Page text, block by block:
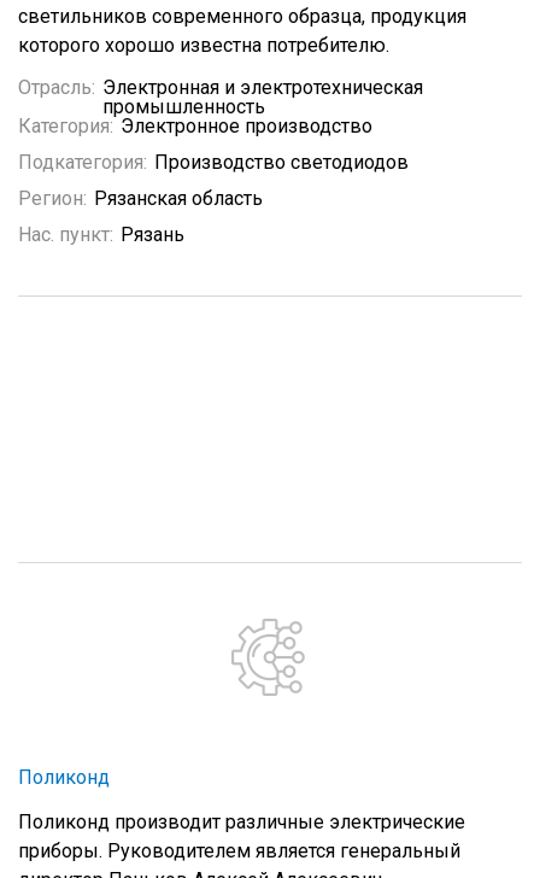
светильников современного образца, продукция
которого хорошо известна потребителю.
Отрасль: Электронная и электротехническая
промышленность
Категория: Электронное производство
Подкатегория: Производство светодиодов
Регион: Рязанская область
Нас. пункт: Рязань
Поликонд
Поликонд производит различные электрические
приборы. Руководителем является генеральный